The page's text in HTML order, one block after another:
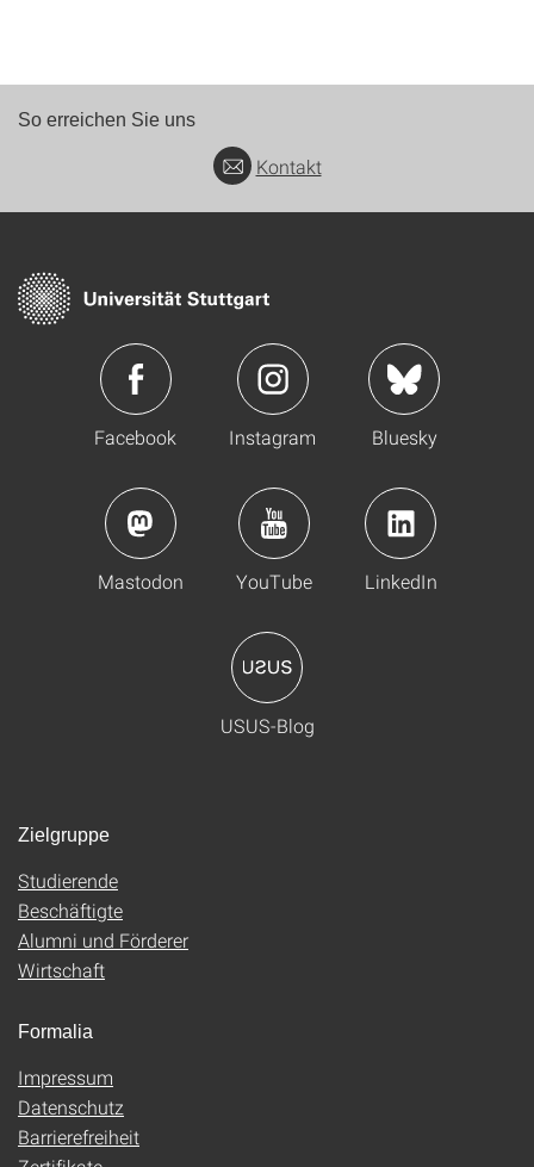
So erreichen Sie uns
Kontakt
Facebook Instagram Bluesky
Mastodon YouTube LinkedIn
USUS-Blog
Zielgruppe
Studierende
Beschäftigte
Alumni und Förderer
Wirtschaft
Formalia
Impressum
Datenschutz
Barrierefreiheit